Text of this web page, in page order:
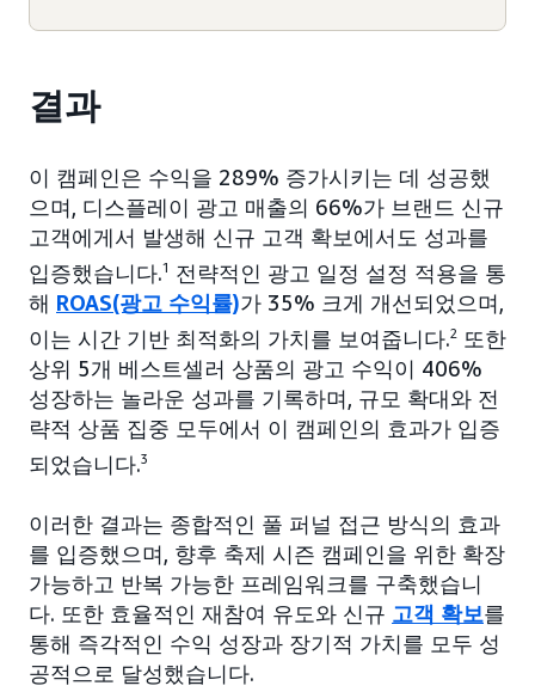
결과
이 캠페인은 수익을 289% 증가시키는 데 성공했
으며, 디스플레이 광고 매출의 66%가 브랜드 신규
고객에게서 발생해 신규 고객 확보에서도 성과를
입증했습니다.1
전략적인 광고 일정 설정 적용을 통
해 ROAS(광고 수익률)가 35% 크게 개선되었으며,
이는 시간 기반 최적화의 가치를 보여줍니다.2
또한
상위 5개 베스트셀러 상품의 광고 수익이 406%
성장하는 놀라운 성과를 기록하며, 규모 확대와 전
략적 상품 집중 모두에서 이 캠페인의 효과가 입증
되었습니다.3
이러한 결과는 종합적인 풀 퍼널 접근 방식의 효과
를 입증했으며, 향후 축제 시즌 캠페인을 위한 확장
가능하고 반복 가능한 프레임워크를 구축했습니
다. 또한 효율적인 재참여 유도와 신규 고객 확보를
통해 즉각적인 수익 성장과 장기적 가치를 모두 성
공적으로 달성했습니다.